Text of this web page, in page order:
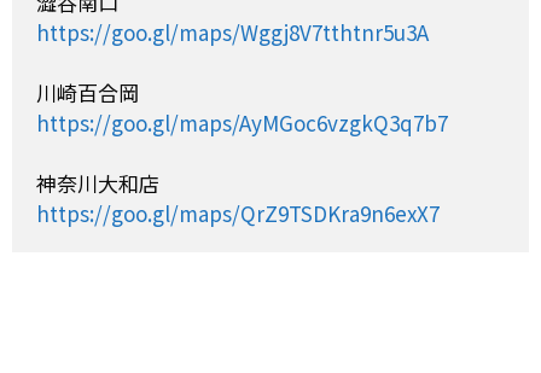
https://goo.gl/maps/Wggj8V7tthtnr5u3A
https://goo.gl/maps/AyMGoc6vzgkQ3q7b7
https://goo.gl/maps/QrZ9TSDKra9n6exX7